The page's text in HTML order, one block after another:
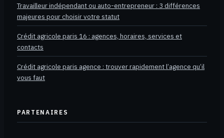
Travailleur indépendant ou auto-entrepreneur : 3 différences
majeures pour choisir votre statut
Crédit agricole paris 16 : agences, horaires, services et
contacts
Crédit agricole paris agence : trouver rapidement l’agence qu’il
vous faut
PARTENAIRES